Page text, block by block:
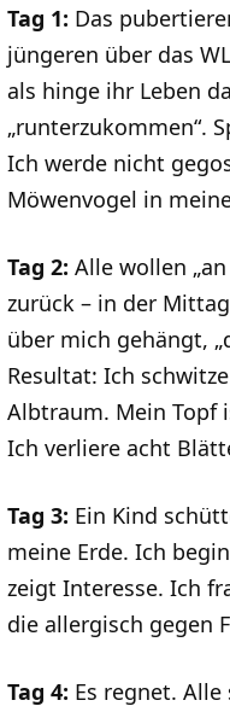
Tag 1: Das
jüngeren über das
als hinge ihr Leben
„runterzukommen“.
Ich werde nicht
Möwenvogel in
Tag 2: Alle wollen
zurück – in der
über mich gehängt,
Resultat: Ich
Albtraum. Mein Topf
Ich verliere acht
Tag 3: Ein Kind
meine Erde. Ich
zeigt Interesse. Ich
die allergisch gegen
Tag 4: Es regnet.